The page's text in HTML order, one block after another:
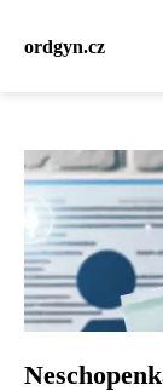
ordgyn.cz